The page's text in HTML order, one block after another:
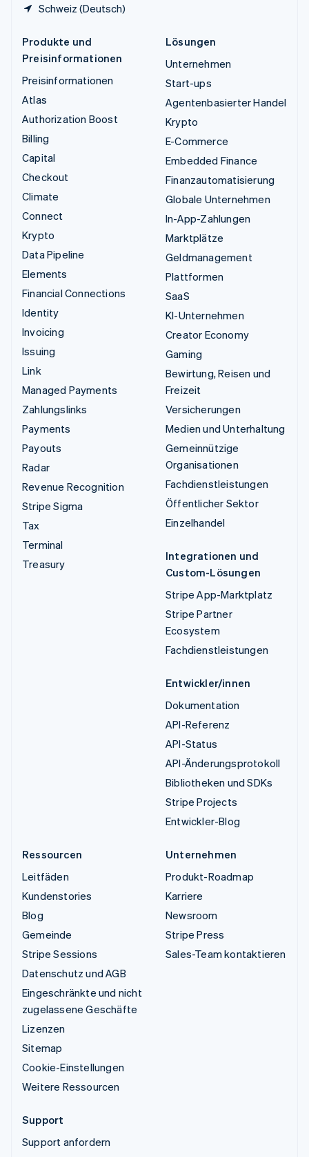
Schweiz (Deutsch)
Produkte und
Preisinformationen
Preisinformationen
Atlas
Authorization Boost
Billing
Capital
Checkout
Climate
Connect
Krypto
Data Pipeline
Elements
Financial Connections
Identity
Invoicing
Issuing
Link
Managed Payments
Zahlungslinks
Payments
Payouts
Radar
Revenue Recognition
Stripe Sigma
Tax
Terminal
Treasury
Lösungen
Unternehmen
Start-ups
Agentenbasierter Handel
Krypto
E-Commerce
Embedded Finance
Finanzautomatisierung
Globale Unternehmen
In-App-Zahlungen
Marktplätze
Geldmanagement
Plattformen
SaaS
KI-Unternehmen
Creator Economy
Gaming
Bewirtung, Reisen und
Freizeit
Versicherungen
Medien und Unterhaltung
Gemeinnützige
Organisationen
Fachdienstleistungen
Öffentlicher Sektor
Einzelhandel
Integrationen und
Custom-Lösungen
Stripe App-Marktplatz
Stripe Partner
Ecosystem
Fachdienstleistungen
Entwickler/innen
Dokumentation
API-Referenz
API-Status
API-Änderungsprotokoll
Bibliotheken und SDKs
Stripe Projects
Entwickler-Blog
Ressourcen
Leitfäden
Kundenstories
Blog
Gemeinde
Stripe Sessions
Datenschutz und AGB
Eingeschränkte und nicht
zugelassene Geschäfte
Lizenzen
Sitemap
Cookie-Einstellungen
Weitere Ressourcen
Unternehmen
Produkt-Roadmap
Karriere
Newsroom
Stripe Press
Sales-Team kontaktieren
Support
Support anfordern